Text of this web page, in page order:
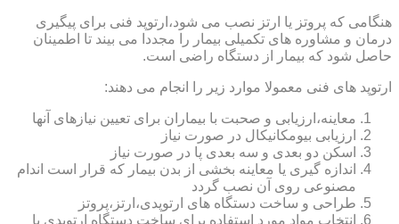
هنگامی که پروتز یا ارتز نصب می شود،ارتوپد فنی برای پیگیری
درمان و مشاوره های تکمیلی بیمار را مجددا می بیند تا اطمینان
حاصل شود که بیمار از دستگاه راضی است.
ارتوپد های فنی معمولا موارد زیر را انجام می دهند:
معاینه،ارزیابی و صحبت با بیماران برای تعیین نیازهای آنها
ارزیابی بیومکانیکال در صورت نیاز
اسکن دو بعدی و سه بعدی پا در صورت نیاز
اندازه گیری یا معاینه بخشی از بدن بیمار که قرار است اندام
مصنوعی روی آن نصب گردد
طراحی و ساخت دستگاه های ارتوپدی،ارتز،پروتز
انتخاب مواد مورد استفاده برای ساخت دستگاه ارتوپدی یا